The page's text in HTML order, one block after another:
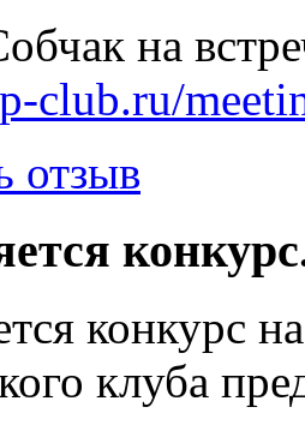
на
club.ru/
отзыв
конкурс
клуба